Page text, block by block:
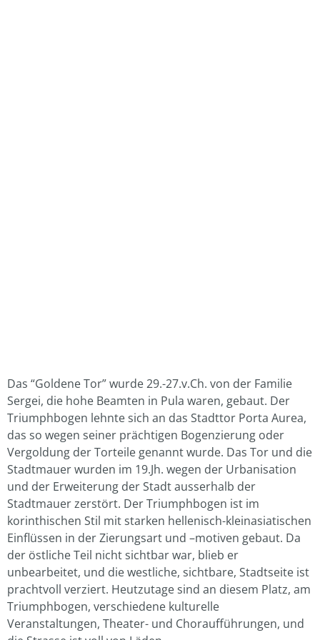
Das “Goldene Tor” wurde 29.-27.v.Ch. von der Familie
Sergei, die hohe Beamten in Pula waren, gebaut. Der
Triumphbogen lehnte sich an das Stadttor Porta Aurea,
das so wegen seiner prächtigen Bogenzierung oder
Vergoldung der Torteile genannt wurde. Das Tor und die
Stadtmauer wurden im 19.Jh. wegen der Urbanisation
und der Erweiterung der Stadt ausserhalb der
Stadtmauer zerstört. Der Triumphbogen ist im
korinthischen Stil mit starken hellenisch-kleinasiatischen
Einflüssen in der Zierungsart und –motiven gebaut. Da
der östliche Teil nicht sichtbar war, blieb er
unbearbeitet, und die westliche, sichtbare, Stadtseite ist
prachtvoll verziert. Heutzutage sind an diesem Platz, am
Triumphbogen, verschiedene kulturelle
Veranstaltungen, Theater- und Choraufführungen, und